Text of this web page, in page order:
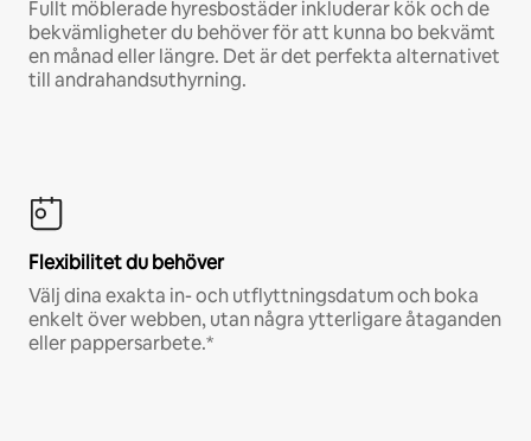
Fullt möblerade hyresbostäder inkluderar kök och de
bekvämligheter du behöver för att kunna bo bekvämt
en månad eller längre. Det är det perfekta alternativet
till andrahandsuthyrning.
Flexibilitet du behöver
Välj dina exakta in- och utflyttningsdatum och boka
enkelt över webben, utan några ytterligare åtaganden
eller pappersarbete.*